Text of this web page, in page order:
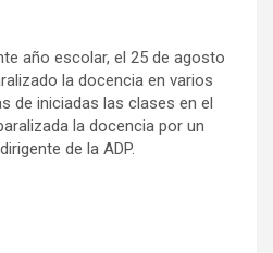
año escolar, el 25 de agosto
la docencia en varios
de iniciadas las clases en el
la docencia por un
de la ADP.